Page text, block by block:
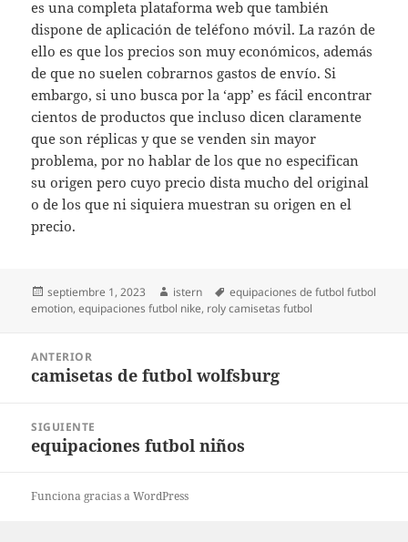
es una completa plataforma web que también
dispone de aplicación de teléfono móvil. La razón de
ello es que los precios son muy económicos, además
de que no suelen cobrarnos gastos de envío. Si
embargo, si uno busca por la ‘app’ es fácil encontrar
cientos de productos que incluso dicen claramente
que son réplicas y que se venden sin mayor
problema, por no hablar de los que no especifican
su origen pero cuyo precio dista mucho del original
o de los que ni siquiera muestran su origen en el
precio.
Publicado
el
septiembre 1, 2023 Autor
istern Etiquetas
equipaciones de futbol futbol
emotion,equipaciones futbol nike, roly camisetas futbol
entradas
ANTERIOR
Entrada
camisetas de futbol wolfsburg
SIGUIENTE
Entrada
equipaciones futbol niños
Funciona gracias a WordPress